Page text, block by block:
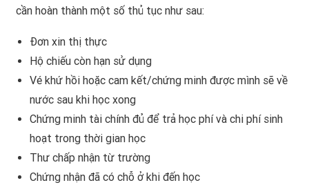
cần hoàn thành một số thủ tục như sau:
Đơn xin thị thực
Hộ chiếu còn hạn sử dụng
Vé khứ hồi hoặc cam kết/chứng minh được mình sẽ về
nước sau khi học xong
Chứng minh tài chính đủ để trả học phí và chi phí sinh
hoạt trong thời gian học
Thư chấp nhận từ trường
Chứng nhận đã có chỗ ở khi đến học